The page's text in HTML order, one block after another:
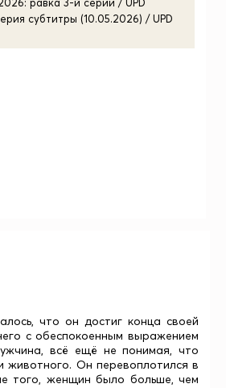
субтитры (10.05.2026) / UPD
что он достиг конца своей
с обеспокоенным выражением
всё ещё не понимая, что
животного. Он перевоплотился в
того, женщин было больше, чем